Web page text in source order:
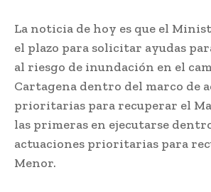
La noticia de hoy es que el
el plazo para solicitar ayudas
al riesgo de inundación en el
Cartagena dentro del marco de
prioritarias para recuperar el
las primeras en ejecutarse
actuaciones prioritarias para
Menor.